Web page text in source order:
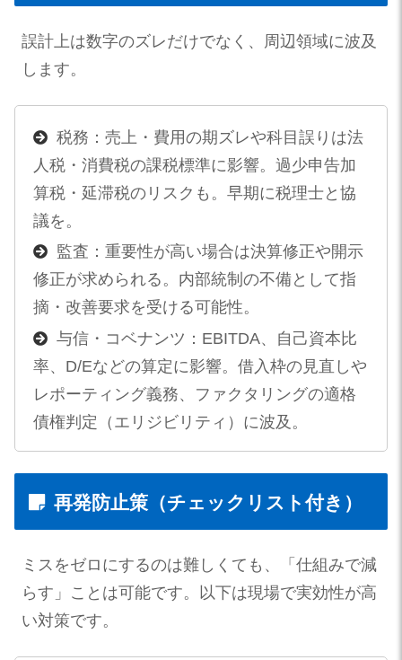
誤計上は数字のズレだけでなく、周辺領域に波及
します。
税務：売上・費用の期ズレや科目誤りは法
人税・消費税の課税標準に影響。過少申告加
算税・延滞税のリスクも。早期に税理士と協
議を。
監査：重要性が高い場合は決算修正や開示
修正が求められる。内部統制の不備として指
摘・改善要求を受ける可能性。
与信・コベナンツ：EBITDA、自己資本比
率、D/Eなどの算定に影響。借入枠の見直しや
レポーティング義務、ファクタリングの適格
債権判定（エリジビリティ）に波及。
再発防止策（チェックリスト付き）
ミスをゼロにするのは難しくても、「仕組みで減
らす」ことは可能です。以下は現場で実効性が高
い対策です。